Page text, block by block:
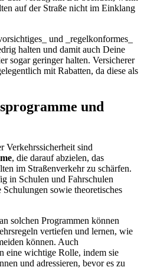
auf der Straße nicht im Einklang
und _regelkonformes_
halten und damit auch Deine
sogar geringer halten. Versicherer
mit Rabatten, da diese als
und
Verkehrssicherheit sind
, die darauf abzielen, das
im Straßenverkehr zu schärfen.
in Schulen und Fahrschulen
sowie theoretisches
solchen Programmen können
vertiefen und lernen, wie
können. Auch
eine wichtige Rolle, indem sie
und adressieren, bevor es zu